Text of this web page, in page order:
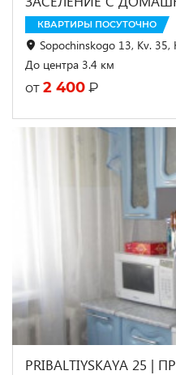
КВАРТИРЫ ПОСУТОЧНО
Sopochinskogo 13, Kv. 35,
До центра 3.4 км
от 2 400 ₽
PRIBALTIYSKAYA 25 |